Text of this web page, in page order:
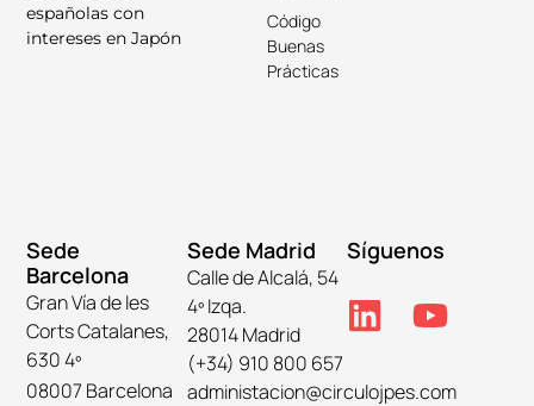
españolas con
intereses en Japón
Código
Buenas
Prácticas
Sede
Barcelona
Gran Vía de les
Corts Catalanes,
630 4º
08007 Barcelona
Sede Madrid
Calle de Alcalá, 54
4º Izqa.
28014 Madrid
(+34) 910 800 657
administacion@circulojpes.com
Síguenos